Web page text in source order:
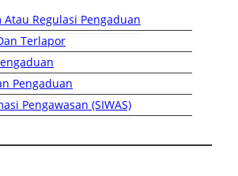
Atau Regulasi Pengaduan
Terlapor
Pengaduan
Pengawasan (SIWAS)